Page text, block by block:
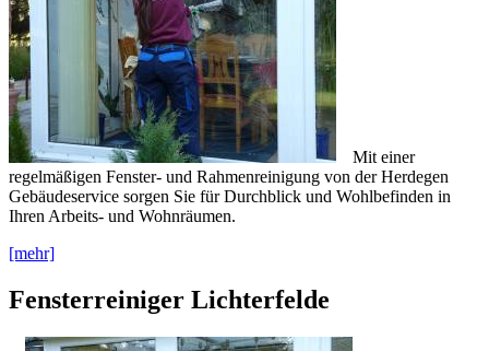
Mit einer
regelmäßigen Fenster- und Rahmenreinigung von der Herdegen
Gebäudeservice sorgen Sie für Durchblick und Wohlbefinden in
Ihren Arbeits- und Wohnräumen.
[mehr]
Fensterreiniger Lichterfelde